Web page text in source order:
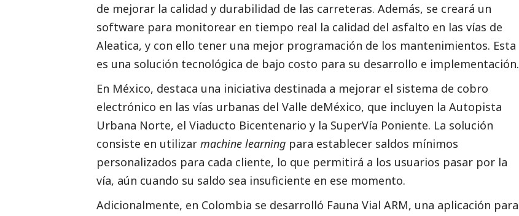
de mejorar la calidad y durabilidad de las carreteras. Además, se creará un
software para monitorear en tiempo real la calidad del asfalto en las vías de
Aleatica, y con ello tener una mejor programación de los mantenimientos. Esta
es una solución tecnológica de bajo costo para su desarrollo e implementación.
En México, destaca una iniciativa destinada a mejorar el sistema de cobro
electrónico en las vías urbanas del Valle deMéxico, que incluyen la Autopista
Urbana Norte, el Viaducto Bicentenario y la SuperVía Poniente. La solución
consiste en utilizar machine learning para establecer saldos mínimos
personalizados para cada cliente, lo que permitirá a los usuarios pasar por la
vía, aún cuando su saldo sea insuficiente en ese momento.
Adicionalmente, en Colombia se desarrolló Fauna Vial ARM, una aplicación para